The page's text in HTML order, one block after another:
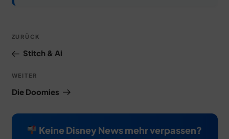
Beitragsnavigation
Vorheriger
Beitrag
ZURÜCK
Stitch & Ai
Nächster
Beitrag
WEITER
Die Doomies
Keine Disney News mehr verpassen?